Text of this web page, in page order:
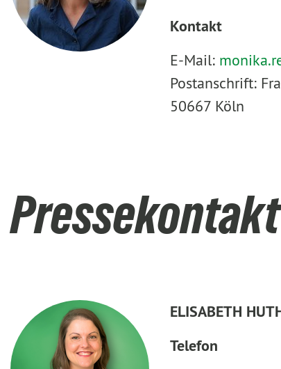
Kontakt
E-Mail:
Postanschrift:
50667 Köln
ELISABETH
Telefon